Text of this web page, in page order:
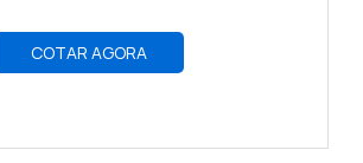
COTAR AGORA